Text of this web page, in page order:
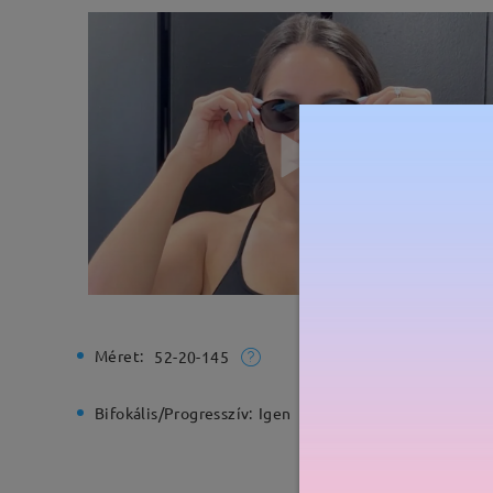
Méret: 52-20-145
Bifokális/Progresszív: Igen